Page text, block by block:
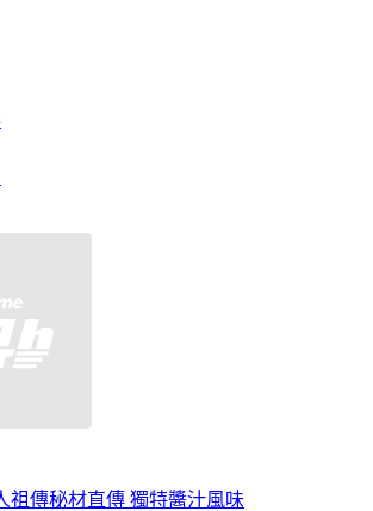
祖傳秘材直傳 獨特醬汁風味